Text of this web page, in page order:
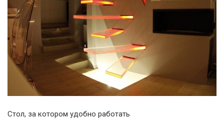
Стол, за котором удобно работать